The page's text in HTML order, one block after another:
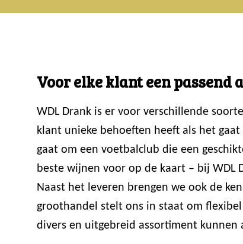
Voor elke klant een passend
WDL Drank is er voor verschillende
klant unieke behoeften heeft als het
gaat om een voetbalclub die een
beste wijnen voor op de kaart – bij WDL
Naast het leveren brengen we ook de
groothandel stelt ons in staat om
divers en uitgebreid assortiment